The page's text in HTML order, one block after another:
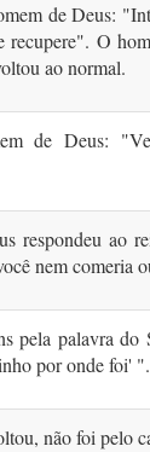
de Deus:
recupere". O
ao normal.
de Deus:
respondeu ao
nem comeria
pela palavra
por onde foi' ".
não foi pelo